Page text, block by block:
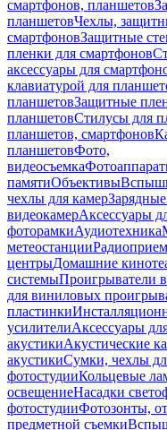
смартфонов, планшетов
планшетовЧехлы,
смартфоновЗащитные
пленки для смартфонов
аксессуары для
клавиатурой для
планшетовЗащитные
планшетовСтилусы для
планшетов, смартфонов
планшетовФото,
видеосъемка
памятиОбъективы
чехлы для камер
видеокамерАксессуары
фоторамкиАудиотехника
метеостанции
центрыДомашние
системыПроигрыватели
для виниловых
пластинки
усилителиАксессуары
акустикиАкустические
акустикиСумки, чехлы
фотостудииКольцевые
освещениеНасадки
фотостудииФотозонты,
предметной съемки